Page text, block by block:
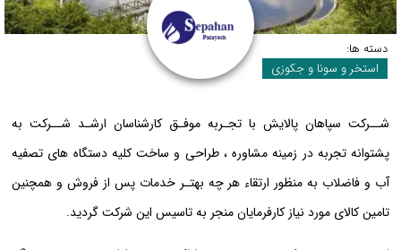
دسته ها:
استخر و سونا و جکوزی
شــرکت سپاهان پالایش با تجـربه موفـق کارشناسان ارشـد شــرکت به
پشتوانه تجربه در زمینه مشاوره ، طراحی و ساخت کلیه دستگاه های تصفیه
آب و فاضلاب به منظور ارتقاء هر چه بهتـر خدمات پس از فروش و همچنین
تامین کالای مورد نیاز کارفرمایان منجر به تاسیس این شرکت گردید.